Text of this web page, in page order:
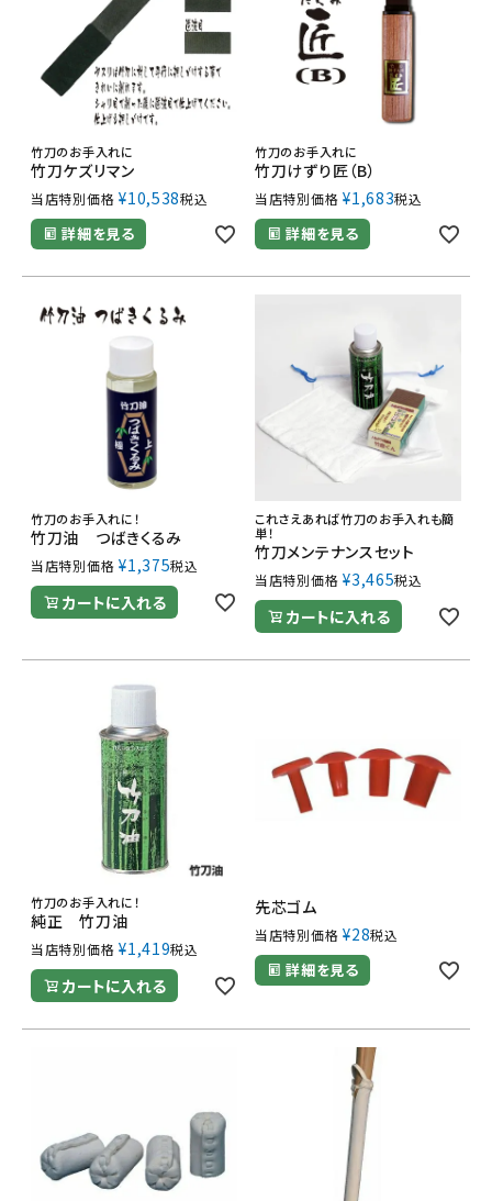
竹刀のお手入れに
竹刀ケズリマン
当店特別価格 ¥10,538税込
詳細を見る
竹刀のお手入れに
竹刀けずり匠（B）
当店特別価格 ¥1,683税込
詳細を見る
竹刀のお手入れに！
竹刀油 つばきくるみ
当店特別価格 ¥1,375税込
カートに入れる
これさえあれば竹刀のお手入れも簡
単！
竹刀メンテナンスセット
当店特別価格 ¥3,465税込
カートに入れる
竹刀のお手入れに！
純正 竹刀油
当店特別価格 ¥1,419税込
カートに入れる
先芯ゴム
当店特別価格 ¥28税込
詳細を見る